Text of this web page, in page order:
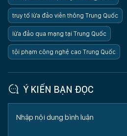
truy tố lừa đảo viễn thông Trung Quốc
lừa đảo qua mạng tại Trung Quốc
tội phạm công nghệ cao Trung Quốc
Ý KIẾN BẠN ĐỌC